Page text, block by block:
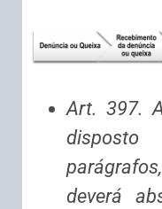
Art. 397.
deverá